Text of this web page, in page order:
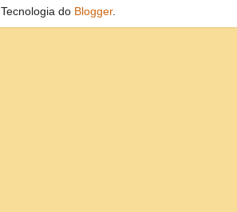
Tecnologia do Blogger.